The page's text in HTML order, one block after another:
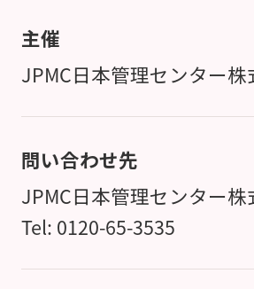
主催
JPMC日本管理センター株
問い合わせ先
JPMC日本管理センター株
Tel: 0120-65-3535